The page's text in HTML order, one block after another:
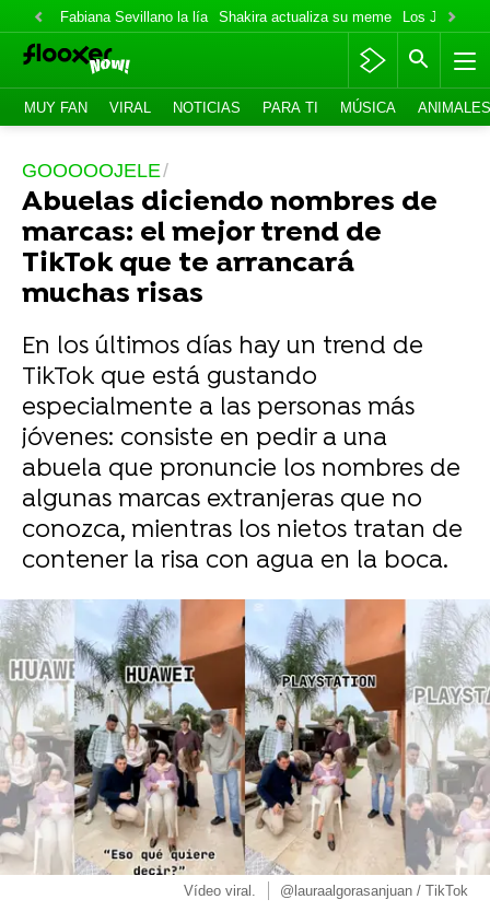
Fabiana Sevillano la lía Shakira actualiza su meme Los Jonas
MUY FAN VIRAL NOTICIAS PARA TI MÚSICA ANIMALES
GOOOOOJELE
Abuelas diciendo nombres de
marcas: el mejor trend de
TikTok que te arrancará
muchas risas
En los últimos días hay un trend de
TikTok que está gustando
especialmente a las personas más
jóvenes: consiste en pedir a una
abuela que pronuncie los nombres de
algunas marcas extranjeras que no
conozca, mientras los nietos tratan de
contener la risa con agua en la boca.
Vídeo viral. @lauraalgorasanjuan / TikTok